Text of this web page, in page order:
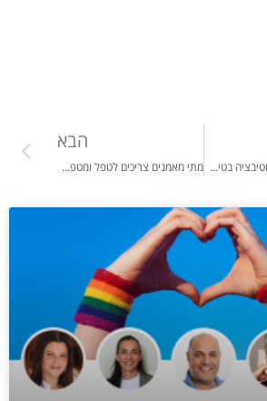
4 צעדים להגברת מוטיבציה בטיפול כשהדיכאון והחרדה תוקעים.
הבא
מתי מאמנים צריכים לטפל ומטפלים צריכים לאמן- קשה באימונים קל בטיפול?